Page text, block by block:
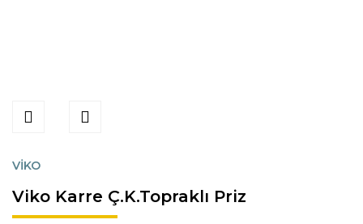
VİKO
Viko Karre Ç.K.Topraklı Priz